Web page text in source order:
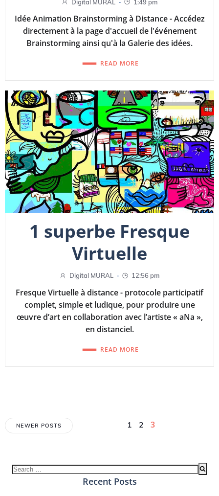
Digital MURAL - 1:49 pm
Idée Animation Brainstorming à Distance - Accédez
directement à la page d'accueil de l'événement
Brainstorming ainsi qu'à la Galerie des idées.
READ MORE
1 superbe Fresque
Virtuelle
Digital MURAL - 12:56 pm
Fresque Virtuelle à distance - protocole participatif
complet, simple et ludique, pour produire une
œuvre d’art en collaboration avec l’artiste « aNa »,
en distanciel.
READ MORE
Posts
NEWER POSTS
PostsPage
1 Page
2 Page
3
Search
Recent Posts